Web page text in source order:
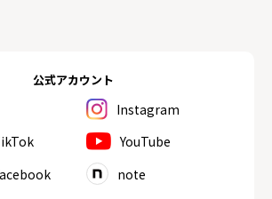
公式アカウント
Instagram
YouTube
note